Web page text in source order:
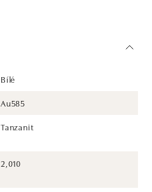
Bílé
Au585
Tanzanit
2,010